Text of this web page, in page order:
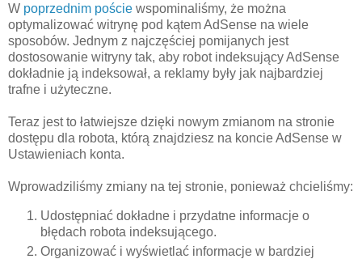
W poprzednim poście wspominaliśmy, że można
optymalizować witrynę pod kątem AdSense na wiele
sposobów. Jednym z najczęściej pomijanych jest
dostosowanie witryny tak, aby robot indeksujący AdSense
dokładnie ją indeksował, a reklamy były jak najbardziej
trafne i użyteczne.
Teraz jest to łatwiejsze dzięki nowym zmianom na stronie
dostępu dla robota, którą znajdziesz na koncie AdSense w
Ustawieniach konta.
Wprowadziliśmy zmiany na tej stronie, ponieważ chcieliśmy:
Udostępniać dokładne i przydatne informacje o
błędach robota indeksującego.
Organizować i wyświetlać informacje w bardziej